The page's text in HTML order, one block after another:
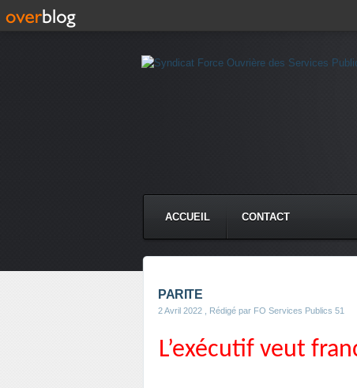
ACCUEIL CONTACT
PARITE
2 Avril 2022 , Rédigé par FO Services Publics 51
L’exécutif veut